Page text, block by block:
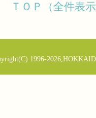
ＴＯＰ（全件表
1996-